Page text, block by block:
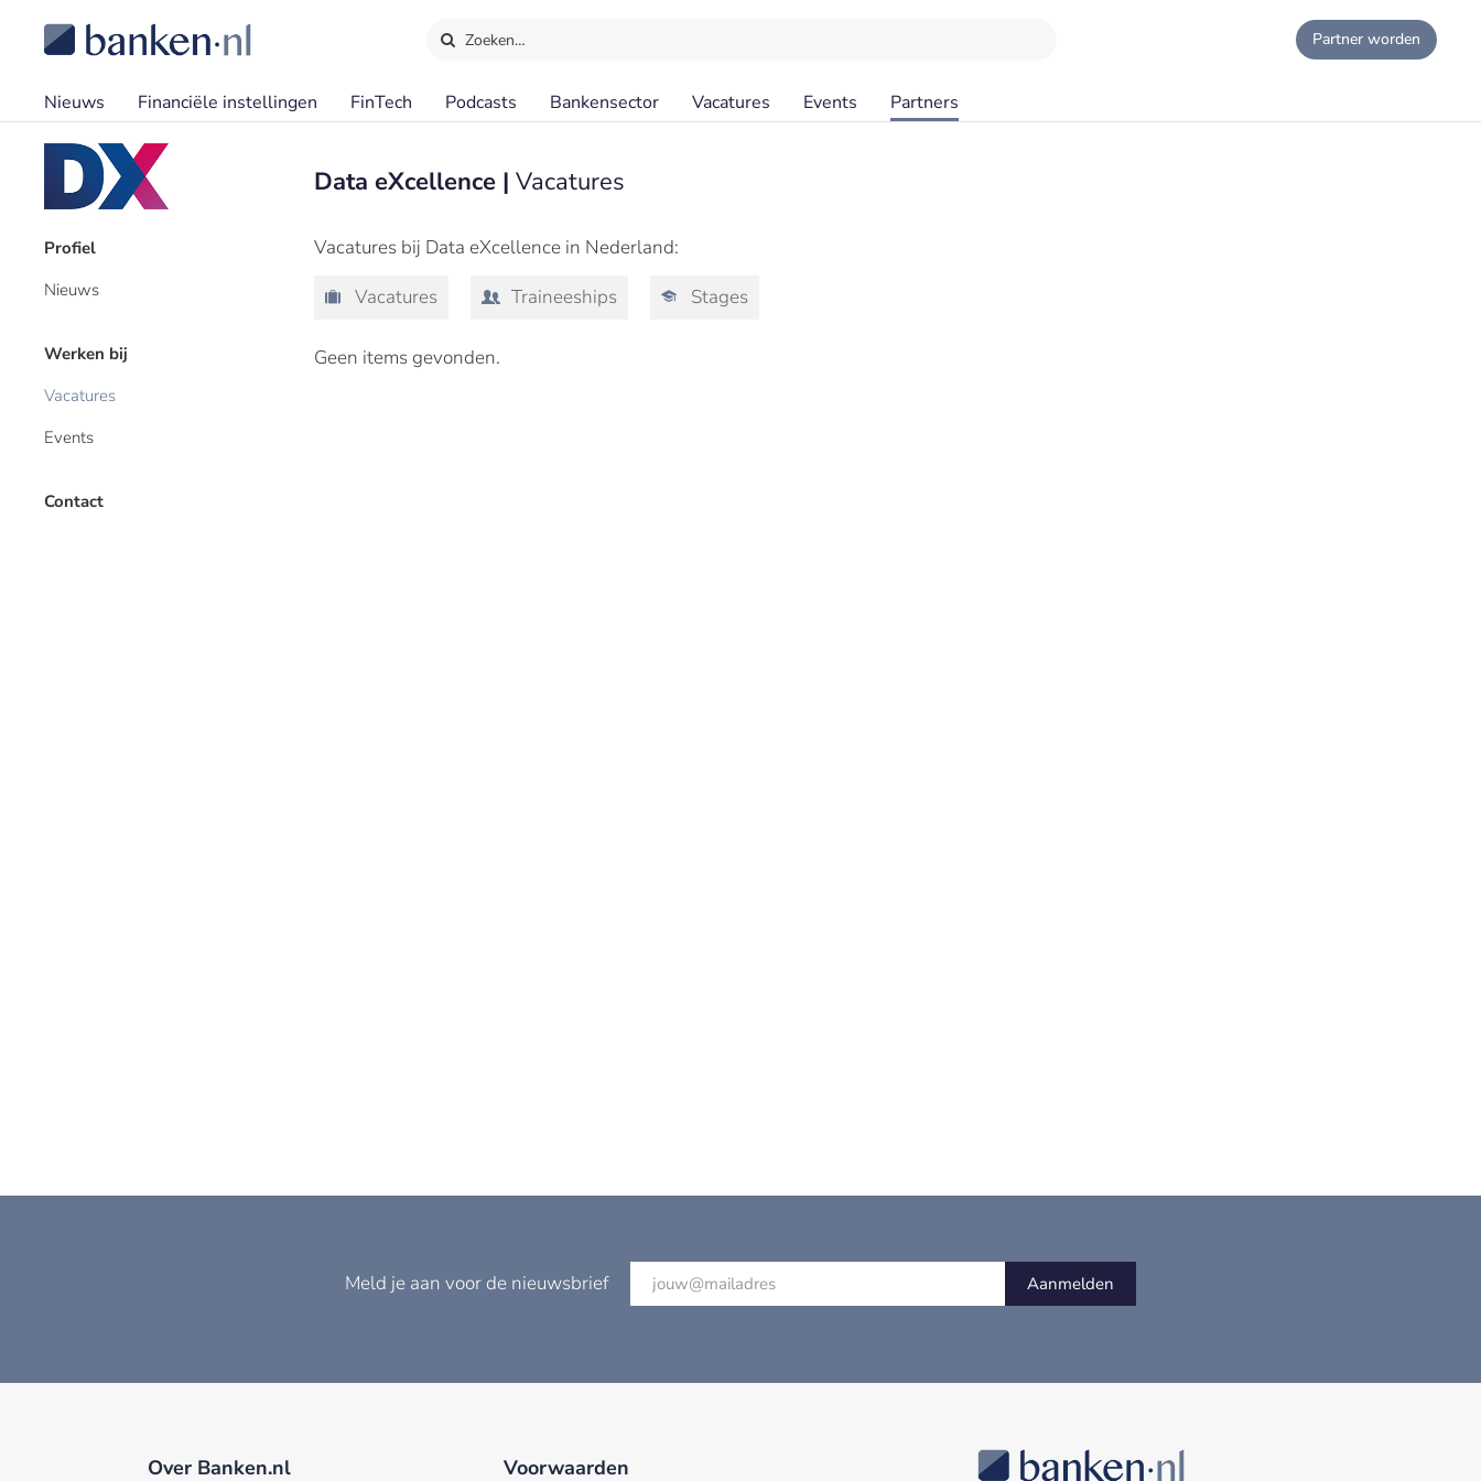
Zoeken… Partner worden
Nieuws Financiële instellingen FinTech Podcasts Bankensector Vacatures Events Partners
Profiel
Nieuws
Werken bij
Vacatures
Events
Contact
Data eXcellence | Vacatures
Vacatures bij Data eXcellence in Nederland:
Vacatures
Traineeships Stages
Geen items gevonden.
Meld je aan voor de nieuwsbrief Aanmelden
Over Banken.nl Voorwaarden